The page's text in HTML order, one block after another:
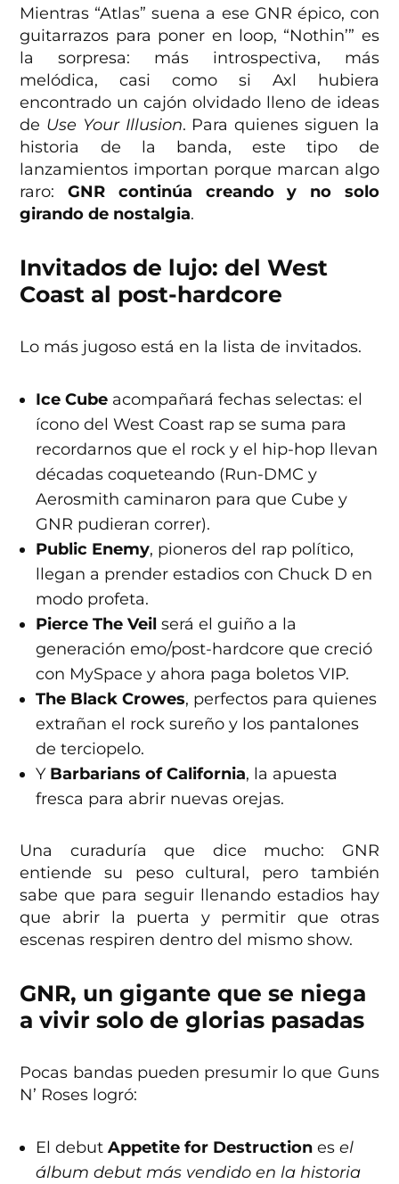
Mientras “Atlas” suena a ese GNR épico, con
guitarrazos para poner en loop, “Nothin’” es
la sorpresa: más introspectiva, más
melódica, casi como si Axl hubiera
encontrado un cajón olvidado lleno de ideas
de Use Your Illusion. Para quienes siguen la
historia de la banda, este tipo de
lanzamientos importan porque marcan algo
raro:GNR continúa creando y no solo
girando de nostalgia.
Invitados de lujo: del West
Coast al post-hardcore
Lo más jugoso está en la lista de invitados.
Ice Cube acompañará fechas selectas: el
ícono del West Coast rap se suma para
recordarnos que el rock y el hip-hop llevan
décadas coqueteando (Run-DMC y
Aerosmith caminaron para que Cube y
GNR pudieran correr).
Public Enemy, pioneros del rap político,
llegan a prender estadios con Chuck D en
modo profeta.
Pierce The Veil será el guiño a la
generación emo/post-hardcore que creció
con MySpace y ahora paga boletos VIP.
The Black Crowes, perfectos para quienes
extrañan el rock sureño y los pantalones
de terciopelo.
Y Barbarians of California, la apuesta
fresca para abrir nuevas orejas.
Una curaduría que dice mucho: GNR
entiende su peso cultural, pero también
sabe que para seguir llenando estadios hay
que abrir la puerta y permitir que otras
escenas respiren dentro del mismo show.
GNR, un gigante que se niega
a vivir solo de glorias pasadas
Pocas bandas pueden presumir lo que Guns
N’ Roses logró:
El debutAppetite for Destruction esel
álbum debut más vendido en la historia